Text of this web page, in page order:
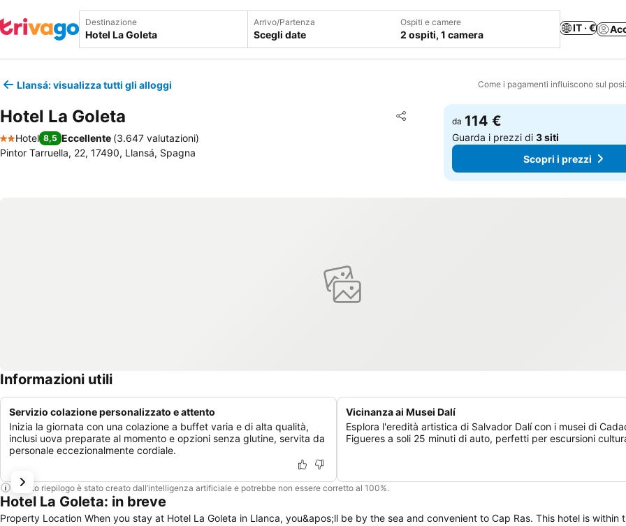
Destinazione Arrivo/Partenza
Scegli date
Ospiti e camere
2 ospiti, 1 camera
IT · €
Llansá: visualizza tutti gli alloggi Come i pagamenti influiscono sul
Hotel La Goleta Condividi
Aggiungi ai preferiti
2 Stelle
Hotel 8,5 Eccellente (3.647 valutazioni)
Pintor Tarruella, 22, 17490, Llansá, Spagna
da 114 €
Guarda i prezzi di3 siti
Scopri i prezzi
Informazioni utili
Servizio colazione personalizzato e attento
Inizia la giornata con una colazione a buffet varia e di alta qualità,
inclusi uova preparate al momento e opzioni senza glutine, servita da
personale eccezionalmente cordiale.
Vicinanza ai Musei Dalí
Esplora l'eredità artistica di Salvador Dalí con i musei di
Figueres a soli 25 minuti di auto, perfetti per escursioni
Questo riepilogo è stato creato dall’intelligenza artificiale e potrebbe non essere corretto al 100%.
Hotel La Goleta: in breve
Property Location When you stay at Hotel La Goleta in Llanca, you&apos;ll be by the sea and convenient to Cap Ras. This hotel is within